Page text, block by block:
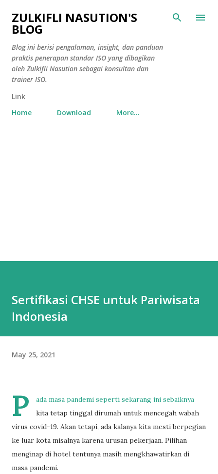
Skip to main content
ZULKIFLI NASUTION'S
BLOG
Blog ini berisi pengalaman, insight, dan panduan
praktis penerapan standar ISO yang dibagikan
oleh Zulkifli Nasution sebagai konsultan dan
trainer ISO.
Link
Home
Download More…
Sertifikasi CHSE untuk Pariwisata
Indonesia
May 25, 2021
P
ada masa pandemi seperti sekarang ini sebaiknya
kita tetap tinggal dirumah untuk mencegah wabah
virus covid-19. Akan tetapi, ada kalanya kita mesti berpegian
ke luar kota misalnya karena urusan pekerjaan. Pilihan
menginap di hotel tentunya masih mengkhawatirkan di
masa pandemi.